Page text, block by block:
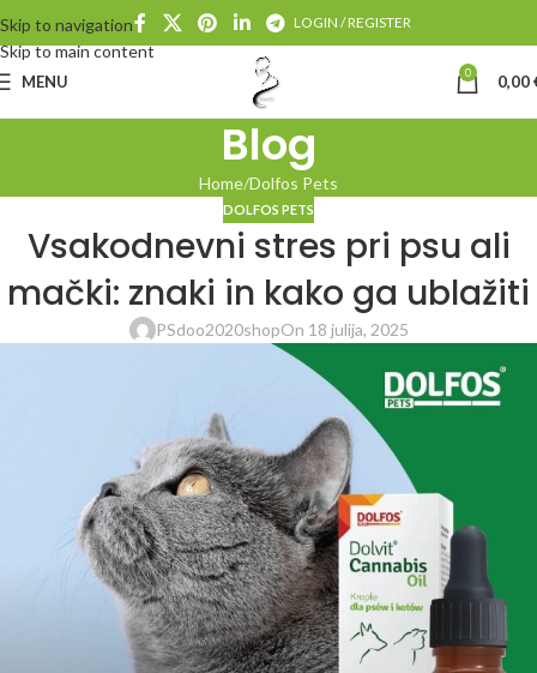
Skip to navigation
Skip to main content
LOGIN / REGISTER
MENU 0 0,00
Blog
Home Dolfos Pets
DOLFOS PETS
Vsakodnevni stres pri psu ali
mački: znaki in kako ga ublažiti
PSdoo2020shopOn 18 julija, 2025